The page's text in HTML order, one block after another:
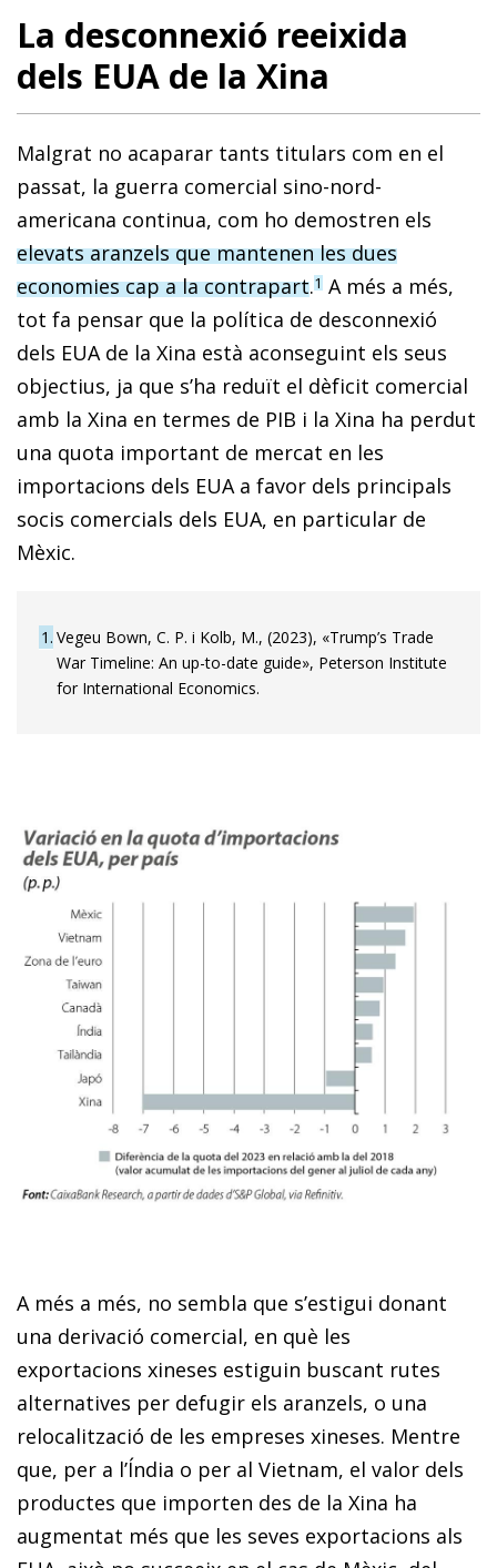
La desconnexió reeixida
dels EUA de la Xina
Malgrat no acaparar tants titulars com en el
passat, la guerra comercial sino-nord-
americana continua, com ho demostren els
elevats aranzels que mantenen les dues
economies cap a la contrapart.1 A més a més,
tot fa pensar que la política de desconnexió
dels EUA de la Xina està aconseguint els seus
objectius, ja que s’ha reduït el dèficit comercial
amb la Xina en termes de PIB i la Xina ha perdut
una quota important de mercat en les
importacions dels EUA a favor dels principals
socis comercials dels EUA, en particular de
Mèxic.
1 Vegeu Bown, C. P. i Kolb, M., (2023), «Trump’s Trade
War Timeline: An up-to-date guide», Peterson Institute
for International Economics.
A més a més, no sembla que s’estigui donant
una derivació comercial, en què les
exportacions xineses estiguin buscant rutes
alternatives per defugir els aranzels, o una
relocalització de les empreses xineses. Mentre
que, per a l’Índia o per al Vietnam, el valor dels
productes que importen des de la Xina ha
augmentat més que les seves exportacions als